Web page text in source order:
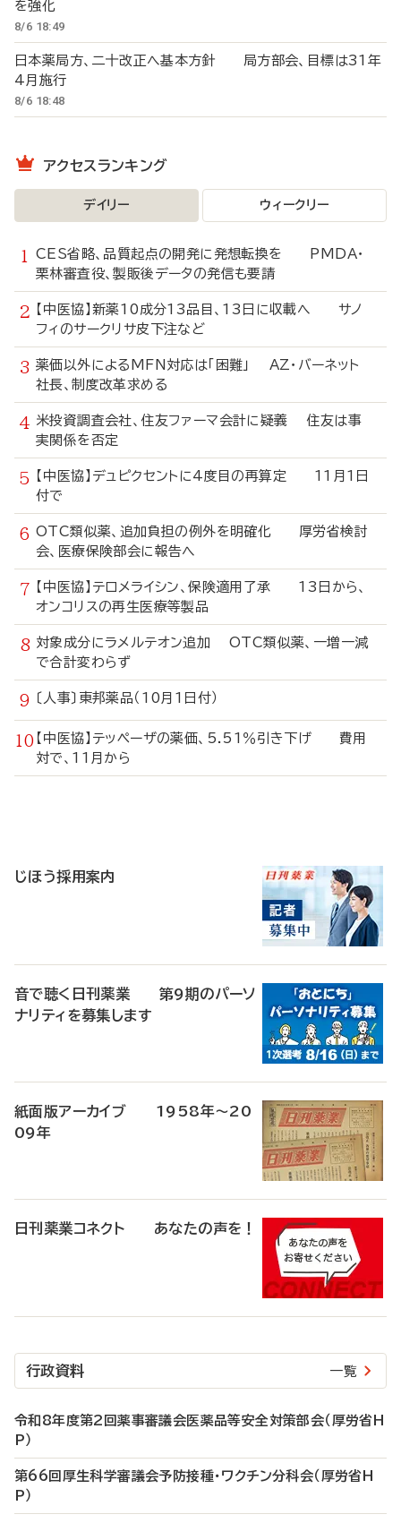
を強化
8/6 18:49
日本薬局方、二十改正へ基本方針 局方部会、目標は31年
4月施行
8/6 18:48
アクセスランキング
デイリー ウィークリー
CES省略、品質起点の開発に発想転換を PMDA・
栗林審査役、製販後データの発信も要請
【中医協】新薬10成分13品目、13日に収載へ サノ
フィのサークリサ皮下注など
薬価以外によるMFN対応は「困難」 AZ・バーネット
社長、制度改革求める
米投資調査会社、住友ファーマ会計に疑義 住友は事
実関係を否定
【中医協】デュピクセントに4度目の再算定 11月1日
付で
OTC類似薬、追加負担の例外を明確化 厚労省検討
会、医療保険部会に報告へ
【中医協】テロメライシン、保険適用了承 13日から、
オンコリスの再生医療等製品
対象成分にラメルテオン追加 OTC類似薬、一増一減
で合計変わらず
〔人事〕東邦薬品（10月1日付）
【中医協】テッペーザの薬価、5.51％引き下げ 費用
対で、11月から
じほう採用案内
音で聴く日刊薬業 第9期のパーソ
ナリティを募集します
紙面版アーカイブ 1958年～20
09年
日刊薬業コネクト あなたの声を！
行政資料 一覧
令和8年度第2回薬事審議会医薬品等安全対策部会（厚労省H
P）
第66回厚生科学審議会予防接種・ワクチン分科会（厚労省H
P）